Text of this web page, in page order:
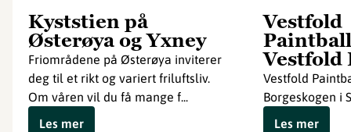
Kyststien på
Østerøya og Yxney
Friområdene på Østerøya inviterer
deg til et rikt og variert friluftsliv.
Om våren vil du få mange f...
Les mer
Vestfold
Vestfold
Vestfold
Borgeskogen i
Les mer